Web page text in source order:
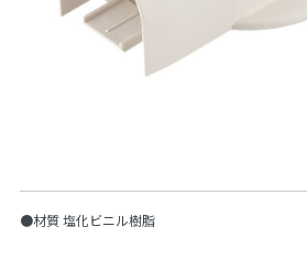
●材質 塩化ビニル樹脂